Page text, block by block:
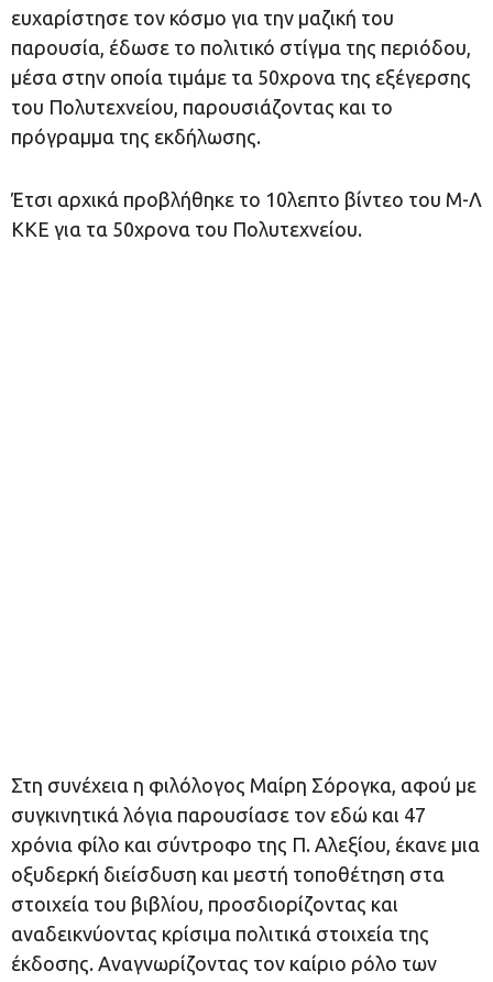
ευχαρίστησε τον κόσμο για την μαζική του
παρουσία, έδωσε το πολιτικό στίγμα της περιόδου,
μέσα στην οποία τιμάμε τα 50χρονα της εξέγερσης
του Πολυτεχνείου, παρουσιάζοντας και το
πρόγραμμα της εκδήλωσης.
Έτσι αρχικά προβλήθηκε το 10λεπτο βίντεο του Μ-Λ
ΚΚΕ για τα 50χρονα του Πολυτεχνείου.
Στη συνέχεια η φιλόλογος Μαίρη Σόρογκα, αφού με
συγκινητικά λόγια παρουσίασε τον εδώ και 47
χρόνια φίλο και σύντροφο της Π. Αλεξίου, έκανε μια
οξυδερκή διείσδυση και μεστή τοποθέτηση στα
στοιχεία του βιβλίου, προσδιορίζοντας και
αναδεικνύοντας κρίσιμα πολιτικά στοιχεία της
έκδοσης. Αναγνωρίζοντας τον καίριο ρόλο των